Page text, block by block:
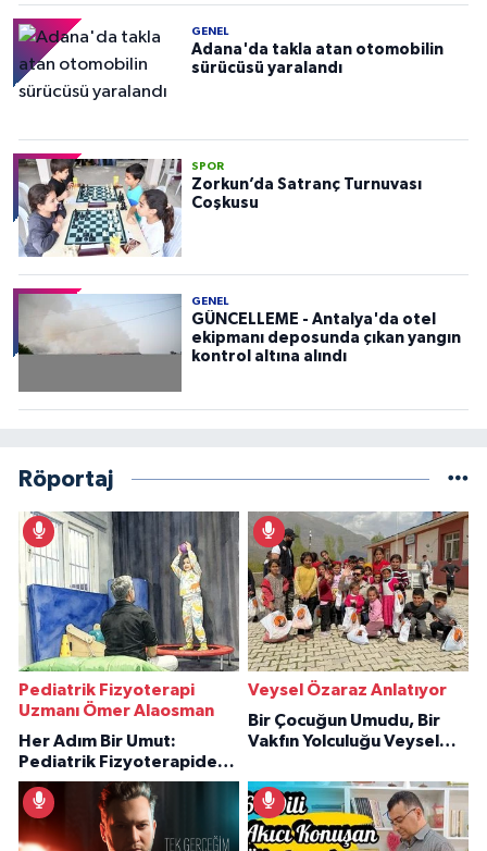
GENEL
Adana'da takla atan otomobilin
sürücüsü yaralandı
SPOR
Zorkun’da Satranç Turnuvası
Coşkusu
GENEL
GÜNCELLEME - Antalya'da otel
ekipmanı deposunda çıkan yangın
kontrol altına alındı
Röportaj
Pediatrik Fizyoterapi
Uzmanı Ömer Alaosman
Her Adım Bir Umut:
Pediatrik Fizyoterapiden
İlham Veren Hikâyeler
Veysel Özaraz Anlatıyor
Bir Çocuğun Umudu, Bir
Vakfın Yolculuğu Veysel